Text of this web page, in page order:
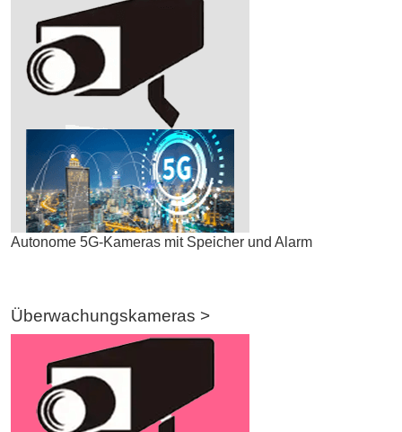
Autonome 5G-Kameras mit Speicher und Alarm
Überwachungskameras >